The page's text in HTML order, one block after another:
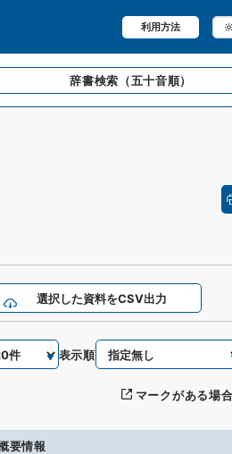
利用方法
辞書検索 （五十音順）
選択した資料をCSV出力
表示順
マークがある場
要情報